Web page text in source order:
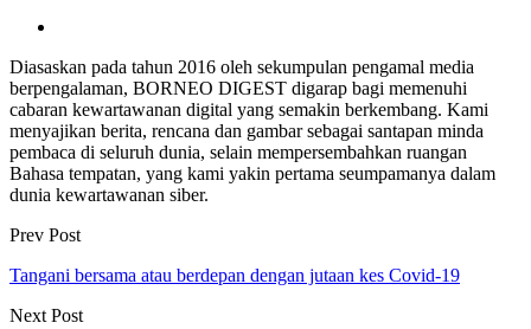
Diasaskan pada tahun 2016 oleh sekumpulan pengamal media
berpengalaman, BORNEO DIGEST digarap bagi memenuhi
cabaran kewartawanan digital yang semakin berkembang. Kami
menyajikan berita, rencana dan gambar sebagai santapan minda
pembaca di seluruh dunia, selain mempersembahkan ruangan
Bahasa tempatan, yang kami yakin pertama seumpamanya dalam
dunia kewartawanan siber.
Prev Post
Tangani bersama atau berdepan dengan jutaan kes Covid-19
Next Post